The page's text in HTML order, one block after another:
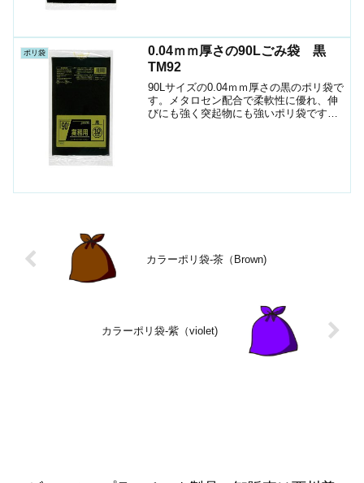
ポリ袋
0.04ｍｍ厚さの90Lごみ袋 黒
TM92
90Lサイズの0.04ｍｍ厚さの黒のポリ袋で
す。メタロセン配合で柔軟性に優れ、伸
びにも強く突起物にも強いポリ袋です。
カラーポリ袋-茶（Brown)
カラーポリ袋-紫（violet)